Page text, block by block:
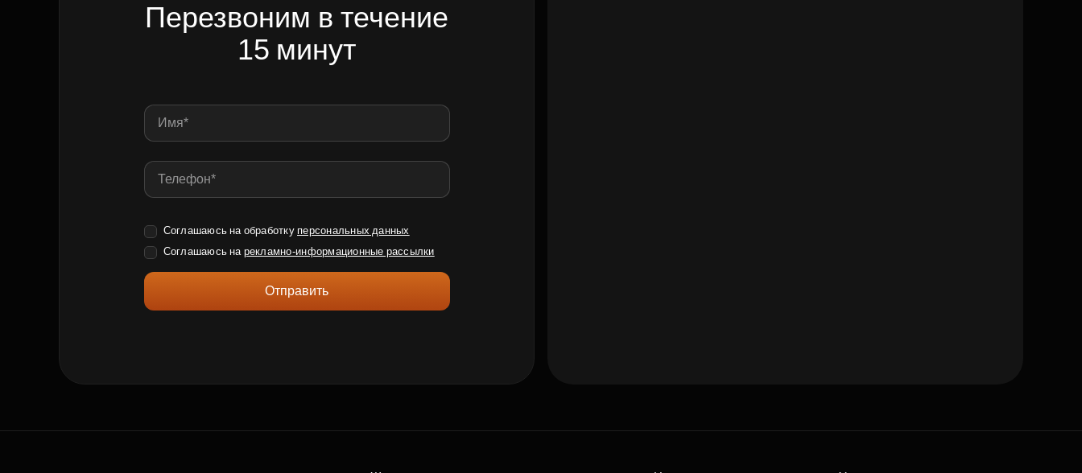
Перезвоним в течение
15 минут
Соглашаюсь на обработку персональных данных
Соглашаюсь на рекламно-информационные рассылки
Отправить